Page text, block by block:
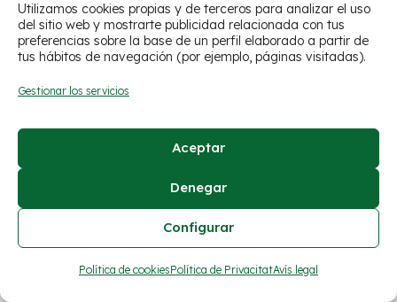
Utilizamos cookies propias y de terceros para analizar el uso
del sitio web y mostrarte publicidad relacionada con tus
preferencias sobre la base de un perfil elaborado a partir de
tus hábitos de navegación (por ejemplo, páginas visitadas).
Gestionar los servicios
Aceptar
Denegar
Configurar
Política de cookiesPolítica de PrivacitatAvís legal
Política de cookies
Declaración de privacidad